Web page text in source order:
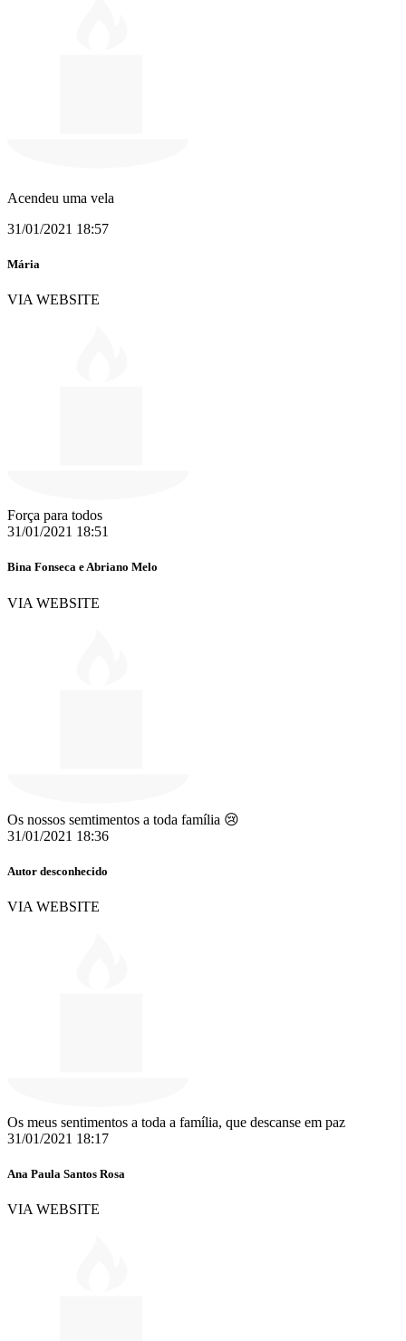
Acendeu uma vela
31/01/2021 18:57
Mária
VIA WEBSITE
Força para todos
31/01/2021 18:51
Bina Fonseca e Abriano Melo
VIA WEBSITE
Os nossos semtimentos a toda família 😢
31/01/2021 18:36
Autor desconhecido
VIA WEBSITE
Os meus sentimentos a toda a família, que descanse em paz
31/01/2021 18:17
Ana Paula Santos Rosa
VIA WEBSITE